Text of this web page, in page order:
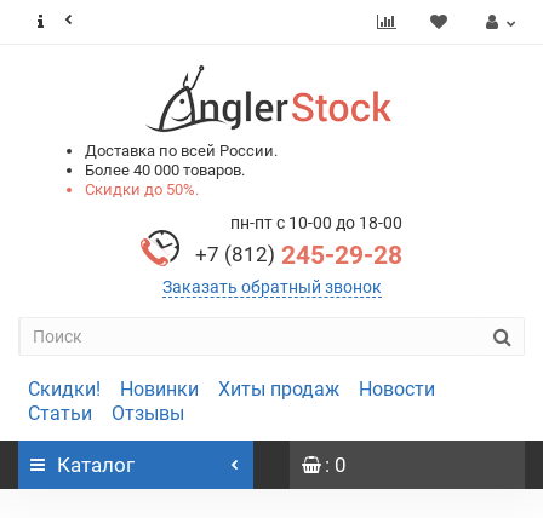
Доставка по всей России.
Более 40 000 товаров.
Скидки до 50%.
пн-пт с 10-00 до 18-00
+7 (812) 245-29-28
Заказать обратный звонок
Скидки! Новинки Хиты продаж
Новости
Статьи
Отзывы
Каталог : 0